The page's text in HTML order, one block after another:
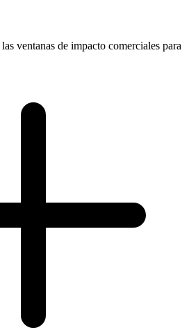
ventanas de impacto comerciales para